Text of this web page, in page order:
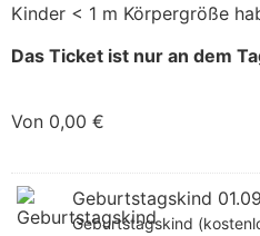
Kinder < 1 m Körpergröße
Das Ticket ist nur an dem
Von 0,00 €
Geburtstagskind
Geburtstagskind